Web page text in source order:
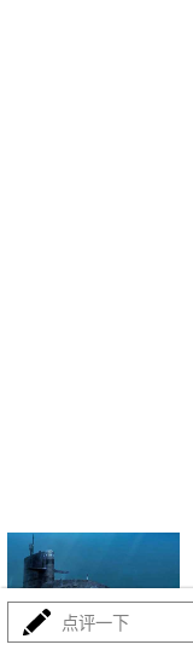
点评一下